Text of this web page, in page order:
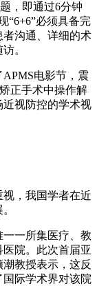
，即通过6分钟
“6+6”必须具备完
沟通、详细的术
。
电影节，震
正手术中操作解
视防控的学术视
，我国学者在近
一所集医疗、教
院。此次首届亚
教授表示，这反
际学术界对该院